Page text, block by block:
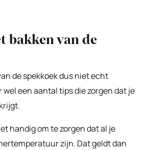
bakken van de
de spekkoek dus niet echt
wel een aantal tips die zorgen dat je
handig om te zorgen dat al je
zijn. Dat geldt dan